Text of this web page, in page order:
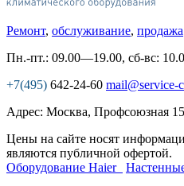
Ремонт, обслуживание, продажа
Пн.-пт.: 09.00—19.00, сб-вс:
+7(495) 642-24-60 mail@service-
Адрес: Москва, Профсоюзная
Цены на сайте носят
являются публичной офертой.
Оборудование Haier